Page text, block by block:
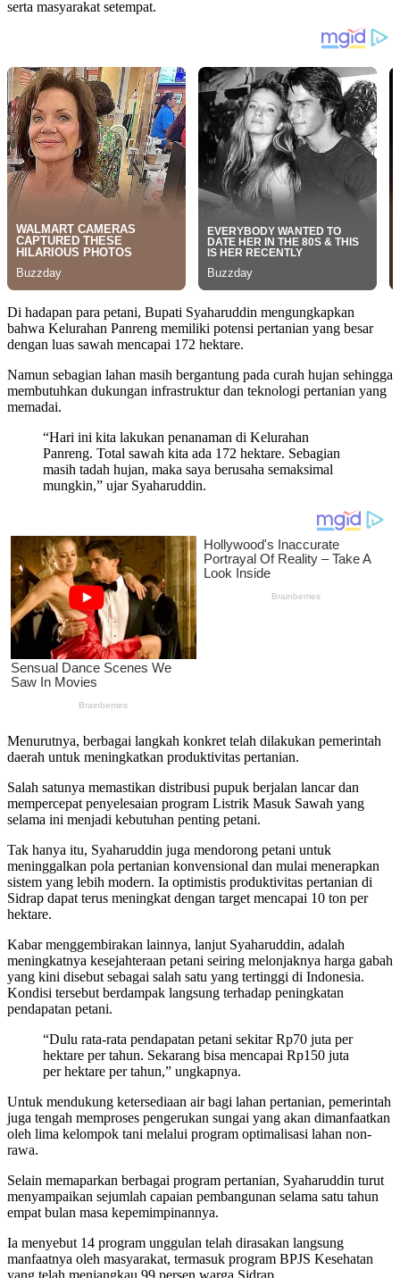
serta masyarakat setempat.
Di hadapan para petani, Bupati Syaharuddin mengungkapkan
bahwa Kelurahan Panreng memiliki potensi pertanian yang besar
dengan luas sawah mencapai 172 hektare.
Namun sebagian lahan masih bergantung pada curah hujan sehingga
membutuhkan dukungan infrastruktur dan teknologi pertanian yang
memadai.
“Hari ini kita lakukan penanaman di Kelurahan
Panreng. Total sawah kita ada 172 hektare. Sebagian
masih tadah hujan, maka saya berusaha semaksimal
mungkin,” ujar Syaharuddin.
Menurutnya, berbagai langkah konkret telah dilakukan pemerintah
daerah untuk meningkatkan produktivitas pertanian.
Salah satunya memastikan distribusi pupuk berjalan lancar dan
mempercepat penyelesaian program Listrik Masuk Sawah yang
selama ini menjadi kebutuhan penting petani.
Tak hanya itu, Syaharuddin juga mendorong petani untuk
meninggalkan pola pertanian konvensional dan mulai menerapkan
sistem yang lebih modern. Ia optimistis produktivitas pertanian di
Sidrap dapat terus meningkat dengan target mencapai 10 ton per
hektare.
Kabar menggembirakan lainnya, lanjut Syaharuddin, adalah
meningkatnya kesejahteraan petani seiring melonjaknya harga gabah
yang kini disebut sebagai salah satu yang tertinggi di Indonesia.
Kondisi tersebut berdampak langsung terhadap peningkatan
pendapatan petani.
“Dulu rata-rata pendapatan petani sekitar Rp70 juta per
hektare per tahun. Sekarang bisa mencapai Rp150 juta
per hektare per tahun,” ungkapnya.
Untuk mendukung ketersediaan air bagi lahan pertanian, pemerintah
juga tengah memproses pengerukan sungai yang akan dimanfaatkan
oleh lima kelompok tani melalui program optimalisasi lahan non-
rawa.
Selain memaparkan berbagai program pertanian, Syaharuddin turut
menyampaikan sejumlah capaian pembangunan selama satu tahun
empat bulan masa kepemimpinannya.
Ia menyebut 14 program unggulan telah dirasakan langsung
manfaatnya oleh masyarakat, termasuk program BPJS Kesehatan